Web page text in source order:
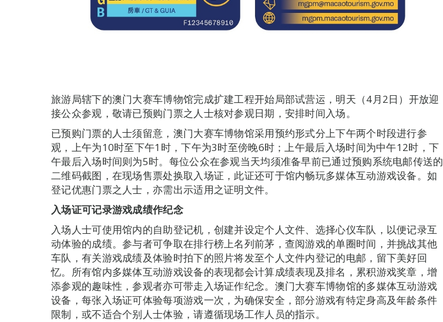
旅游局辖下的澳门大赛车博物馆完成扩建工程开始局部试营运，明天（4月2日）开放迎
接公众参观，敬请已预购门票之人士核对参观日期，安排时间入场。
已预购门票的人士须留意，澳门大赛车博物馆采用预约形式分上下午两个时段进行参
观，上午为10时至下午1时，下午为3时至傍晚6时；上午最后入场时间为中午12时，下
午最后入场时间则为5时。每位公众在参观当天均须准备早前已通过预购系统电邮传送的
二维码截图，在现场售票处换取入场证，此证还可于馆内畅玩多媒体互动游戏设备。如
登记优惠门票之人士，亦需出示适用之证明文件。
入场证可记录游戏成绩作纪念
入场人士可使用馆内的自助登记机，创建并设定个人文件、选择心仪车队，以便记录互
动体验的成绩。参与者可争取在排行榜上名列前茅，查阅游戏的单圈时间，并挑战其他
车队，有关游戏成绩及体验时拍下的照片将发至个人文件内登记的电邮，留下美好回
忆。所有馆内多媒体互动游戏设备的表现都会计算成绩表现及排名，累积游戏奖章，增
添参观的趣味性，参观者亦可带走入场证作纪念。澳门大赛车博物馆的多媒体互动游戏
设备，每张入场证可体验每项游戏一次，为确保安全，部分游戏有特定身高及年龄条件
限制，或不适合个别人士体验，请遵循现场工作人员的指示。